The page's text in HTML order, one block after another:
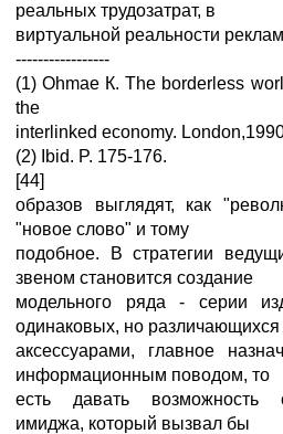
реальных трудозатрат, в
виртуальной реальности
-----------------
(1) Ohmae К. The borderless
the
interlinked economy.
(2) Ibid. P. 175-176.
[44]
образов выглядят, как
"новое слово" и тому
подобное. В стратегии
звеном становится создание
модельного ряда - серии
одинаковых, но различающихся
аксессуарами, главное
информационным поводом, то
есть давать возможность
имиджа, который вызвал бы